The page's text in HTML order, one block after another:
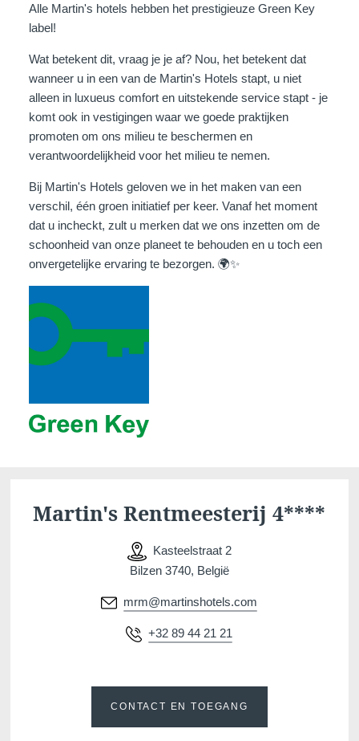
Alle Martin's hotels hebben het prestigieuze Green Key
label!
Wat betekent dit, vraag je je af? Nou, het betekent dat
wanneer u in een van de Martin's Hotels stapt, u niet
alleen in luxueus comfort en uitstekende service stapt - je
komt ook in vestigingen waar we goede praktijken
promoten om ons milieu te beschermen en
verantwoordelijkheid voor het milieu te nemen.
Bij Martin's Hotels geloven we in het maken van een
verschil, één groen initiatief per keer. Vanaf het moment
dat u incheckt, zult u merken dat we ons inzetten om de
schoonheid van onze planeet te behouden en u toch een
onvergetelijke ervaring te bezorgen. 🌍✨
Martin's Rentmeesterij 4****
Kasteelstraat 2
Bilzen 3740, België
mrm@martinshotels.com
+32 89 44 21 21
CONTACT EN TOEGANG